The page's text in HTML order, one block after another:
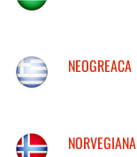
NEOGREACA
NORVEGIANA